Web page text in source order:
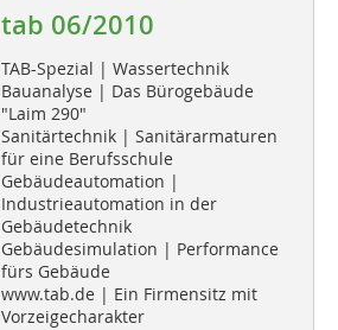
tab 06/2010
TAB-Spezial | Wassertechnik
Bauanalyse | Das Bürogebäude
"Laim 290"
Sanitärtechnik | Sanitärarmaturen
für eine Berufsschule
Gebäudeautomation |
Industrieautomation in der
Gebäudetechnik
Gebäudesimulation | Performance
fürs Gebäude
www.tab.de | Ein Firmensitz mit
Vorzeigecharakter